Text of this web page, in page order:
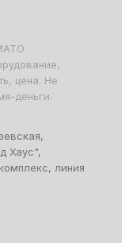
цена. Не
деньги.
Хаус",
линия